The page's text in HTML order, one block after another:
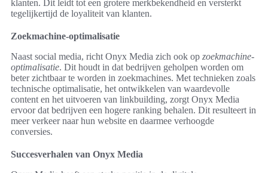
klanten. Dit leidt tot een grotere merkbekendheid en versterkt
tegelijkertijd de loyaliteit van klanten.
Zoekmachine-optimalisatie
Naast social media, richt Onyx Media zich ook op zoekmachine-
optimalisatie. Dit houdt in dat bedrijven geholpen worden om
beter zichtbaar te worden in zoekmachines. Met technieken zoals
technische optimalisatie, het ontwikkelen van waardevolle
content en het uitvoeren van linkbuilding, zorgt Onyx Media
ervoor dat bedrijven een hogere ranking behalen. Dit resulteert in
meer verkeer naar hun website en daarmee verhoogde
conversies.
Succesverhalen van Onyx Media